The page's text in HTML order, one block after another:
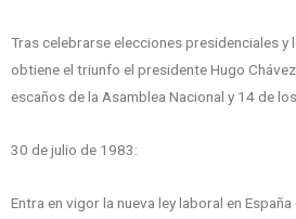
Tras celebrarse elecciones presidenciales y
obtiene el triunfo el presidente Hugo
escaños de la Asamblea Nacional y 14 de
30 de julio de 1983:
Entra en vigor la nueva ley laboral en